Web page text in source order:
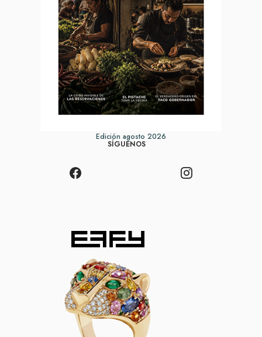
Edición agosto 2026
SÍGUENOS